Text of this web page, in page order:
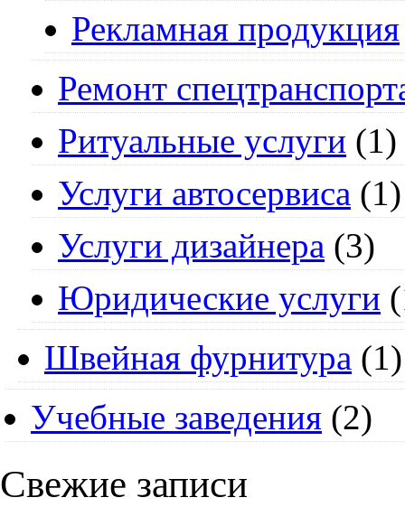
Рекламная продукция
Ремонт
Ритуальные услуги (1)
Услуги автосервиса (1)
Услуги дизайнера (3)
Юридические услуги
Швейная фурнитура (1)
Учебные заведения (2)
Свежие записи